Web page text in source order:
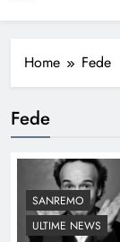
Home Fede
Fede
SANREMO
ULTIME NEWS